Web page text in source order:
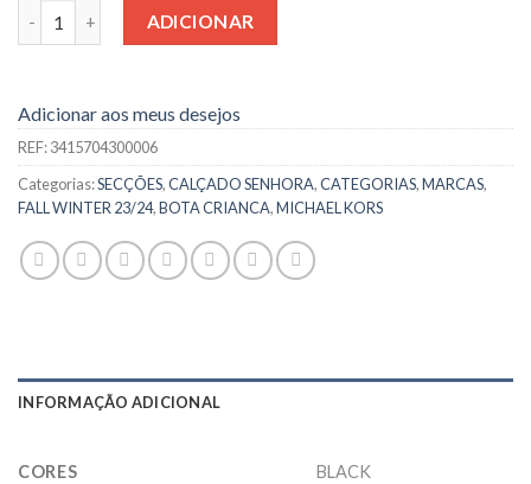
Quantidade ADICIONAR
Adicionar aos meus desejos
REF:3415704300006
Categorias:SECÇÕES,CALÇADO SENHORA,CATEGORIAS,MARCAS,
FALL WINTER 23/24,BOTA CRIANCA,MICHAEL KORS
INFORMAÇÃO ADICIONAL
CORES BLACK